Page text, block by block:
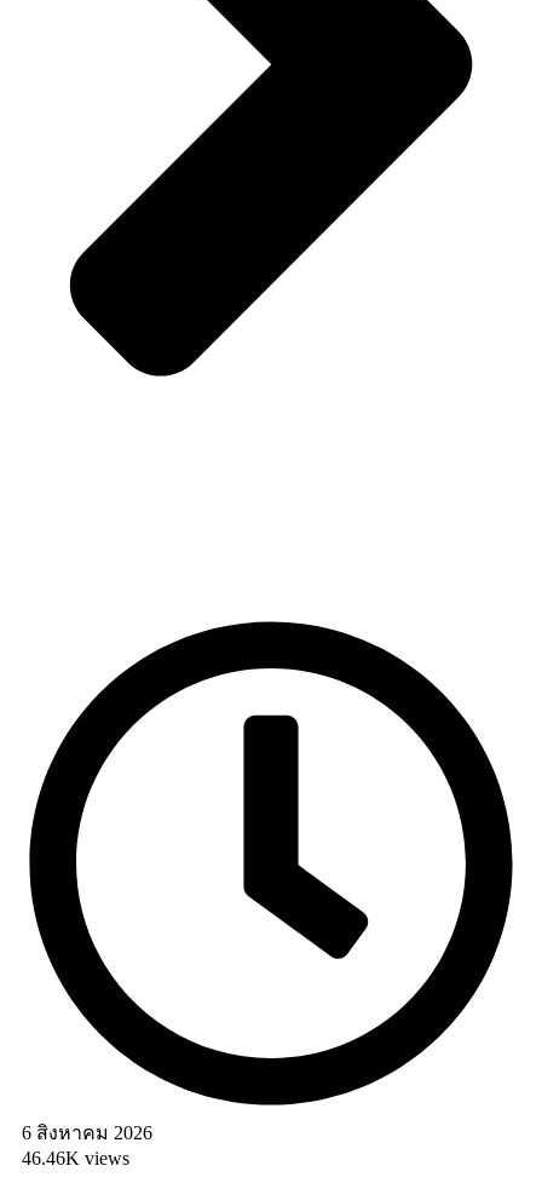
6 สิงหาคม 2026
46.46K views